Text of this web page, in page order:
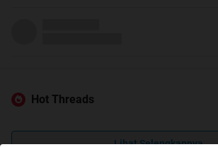
Hot Threads
Lihat Selengkapnya